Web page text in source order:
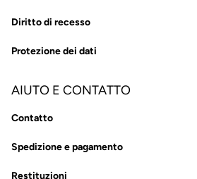
Diritto di recesso
Protezione dei dati
AIUTO E CONTATTO
Contatto
Spedizione e pagamento
Restituzioni